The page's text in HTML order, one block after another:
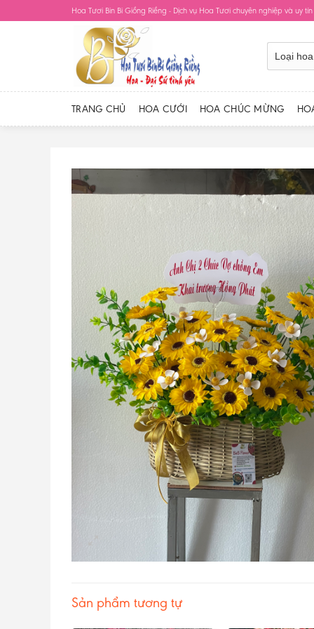
Hoa Tươi Bin Bi Giồng Riềng - Dịch vụ Hoa Tươi chuyên nghiệp và uy tín
TRANG CHỦ HOA CƯỚI HOA CHÚC MỪNG
Sản phẩm tương tự